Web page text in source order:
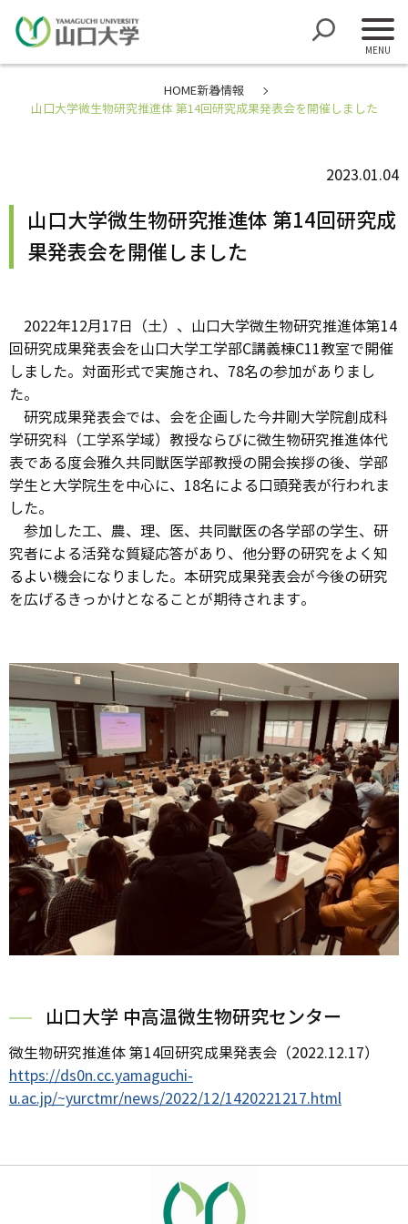
HOME新着情報
山口大学微生物研究推進体 第14回研究成果発表会を開催しました
2023.01.04
山口大学微生物研究推進体 第14回研究成
果発表会を開催しました
2022年12月17日（土）、山口大学微生物研究推進体第14
回研究成果発表会を山口大学工学部C講義棟C11教室で開催
しました。対面形式で実施され、78名の参加がありまし
た。
研究成果発表会では、会を企画した今井剛大学院創成科
学研究科（工学系学域）教授ならびに微生物研究推進体代
表である度会雅久共同獣医学部教授の開会挨拶の後、学部
学生と大学院生を中心に、18名による口頭発表が行われま
した。
参加した工、農、理、医、共同獣医の各学部の学生、研
究者による活発な質疑応答があり、他分野の研究をよく知
るよい機会になりました。本研究成果発表会が今後の研究
を広げるきっかけとなることが期待されます。
山口大学 中高温微生物研究センター
微生物研究推進体 第14回研究成果発表会（2022.12.17）
https://ds0n.cc.yamaguchi-
u.ac.jp/~yurctmr/news/2022/12/1420221217.html